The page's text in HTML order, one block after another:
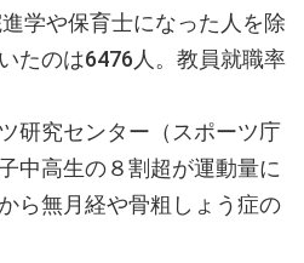
学や保育士になった人を除
たのは6476人。教員就職率
研究センター（スポーツ庁
中高生の８割超が運動量に
ら無月経や骨粗しょう症の